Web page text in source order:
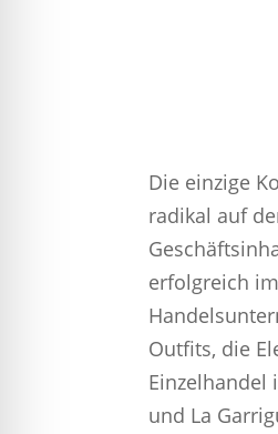
Die einzige
radikal auf
erfolgreich
Outfits, die
Einzelhandel
und La